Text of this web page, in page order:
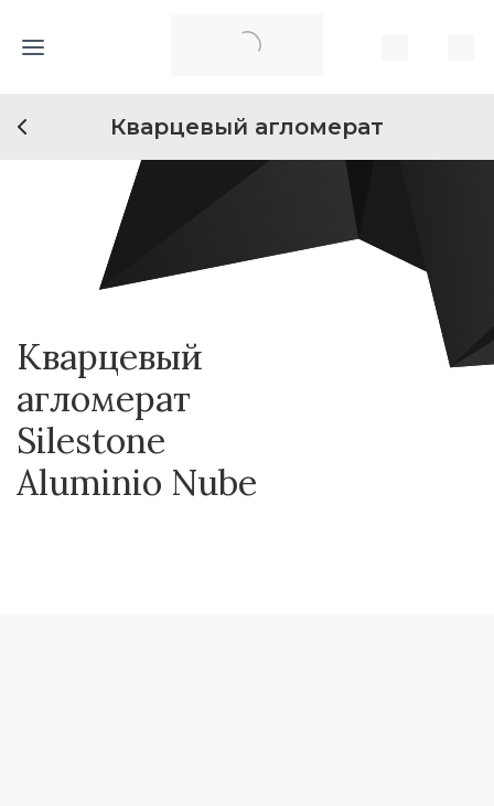
Кварцевый агломерат
Кварцевый
агломерат
Silestone
Aluminio Nube